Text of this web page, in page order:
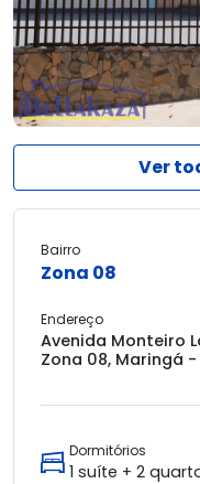
Ver
Bairro
Zona 08
Endereço
Avenida Monteiro
Zona 08, Maringá -
Dormitórios
1 suíte + 2